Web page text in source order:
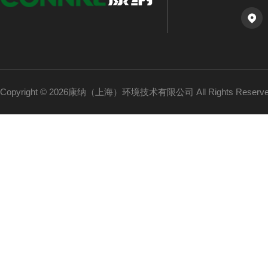
Copyright © 2026康纳（上海）环境技术有限公司 All Rights